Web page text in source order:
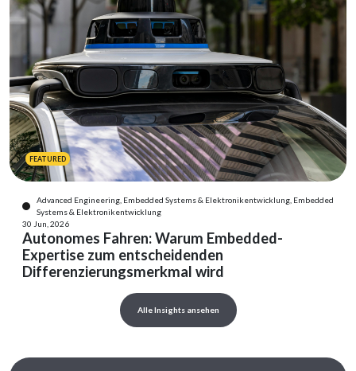
FEATURED
Advanced Engineering, Embedded Systems & Elektronikentwicklung, Embedded
Systems & Elektronikentwicklung
30 Jun, 2026
Autonomes Fahren: Warum Embedded-
Expertise zum entscheidenden
Differenzierungsmerkmal wird
Alle Insights ansehen